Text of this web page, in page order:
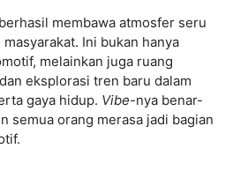
membawa atmosfer seru
Ini bukan hanya
melainkan juga ruang
eksplorasi tren baru dalam
gaya hidup. Vibe-nya benar-
semua orang merasa jadi bagian